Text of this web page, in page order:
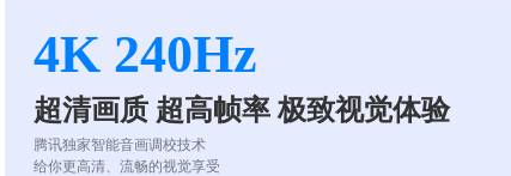
4K 240Hz
超清画质 超高帧率 极致视觉体验
腾讯独家智能音画调校技术
给你更高清、流畅的视觉享受